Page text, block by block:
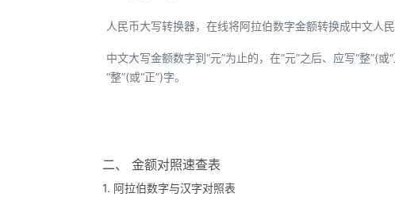
人民币大写转换器，在线将阿拉伯数字金额转换成中文人民
中文大写金额数字到“元”为止的，在“元”之后、应写“整”(
“整”(或“正”)字。
二、 金额对照速查表
1. 阿拉伯数字与汉字对照表